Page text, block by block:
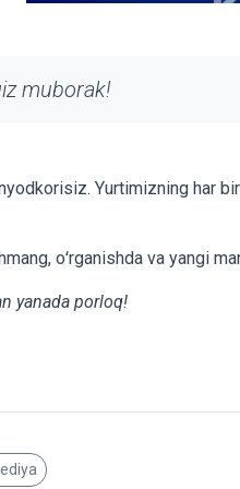
muborak!
Yurtimizning har
oʻrganishda va yangi
yanada porloq!